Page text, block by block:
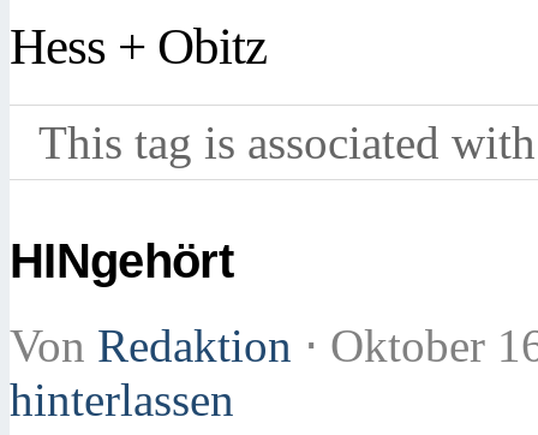
Hess + Obitz
This tag is associated
HINgehört
Von Redaktion ⋅ Oktober
hinterlassen